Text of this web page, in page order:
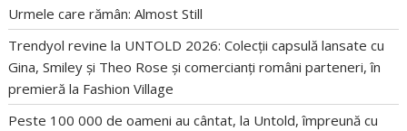
Urmele care rămân: Almost Still
Trendyol revine la UNTOLD 2026: Colecții capsulă lansate cu
Gina, Smiley și Theo Rose și comercianți români parteneri, în
premieră la Fashion Village
Peste 100 000 de oameni au cântat, la Untold, împreună cu